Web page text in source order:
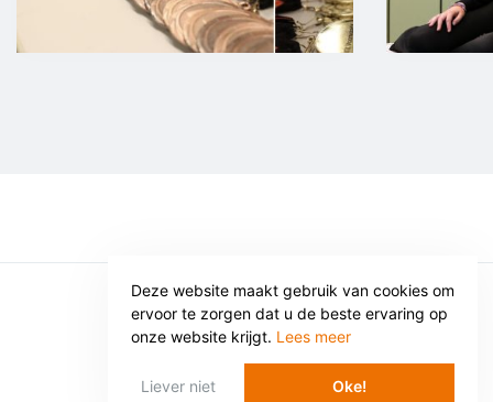
Deze website maakt gebruik van cookies om
ervoor te zorgen dat u de beste ervaring op
onze website krijgt. Lees meer
Liever niet Oke!
© SV VOORWAARTS TWELLO
WEBSITE: WEBBA BV